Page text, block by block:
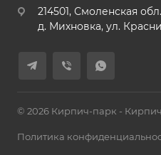
214501, Смоленская
д. Михновка, ул.
© 2026 Кирпич-парк -
Политика